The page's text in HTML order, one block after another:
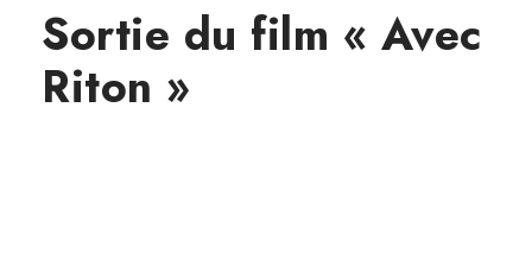
Sortie du film « Avec
Riton »